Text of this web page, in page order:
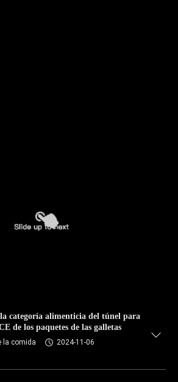
categoría alimenticia del túnel para
de los paquetes de las galletas
la comida
2024-11-06